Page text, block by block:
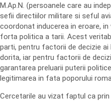
M.Ap.N. (persoanele care au
sefii directiilor militare si seful
coordonat inducerea in eroare,
forta politica a tarii. Acest
parti, pentru factorii de decizie
dorita, iar pentru factorii de
garantarea preluarii puterii
legitimarea in fata poporului
Cercetarile au vizat faptul ca